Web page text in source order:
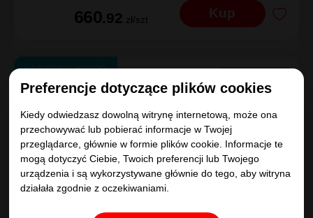
Preferencje dotyczące plików cookies
Kiedy odwiedzasz dowolną witrynę internetową, może ona
przechowywać lub pobierać informacje w Twojej
przeglądarce, głównie w formie plików cookie. Informacje te
mogą dotyczyć Ciebie, Twoich preferencji lub Twojego
urządzenia i są wykorzystywane głównie do tego, aby witryna
działała zgodnie z oczekiwaniami.
660.92 zł/szt Kup
NAJLEPSZY WYBÓR
Dunlop
SPORT MAXX RT
225/40R19 93 Y XL D| A | B 70dB MO